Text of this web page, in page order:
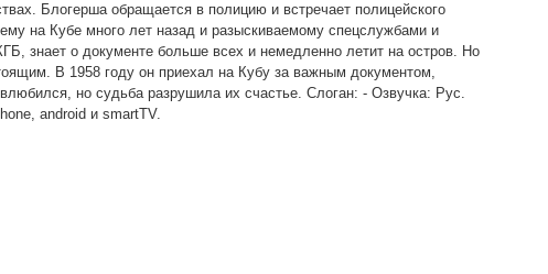
Блогерша обращается в полицию и встречает полицейского
на Кубе много лет назад и разыскиваемому спецслужбами и
знает о документе больше всех и немедленно летит на остров. Но
В 1958 году он приехал на Кубу за важным документом,
но судьба разрушила их счастье. Слоган: - Озвучка: Рус.
android и smartTV.